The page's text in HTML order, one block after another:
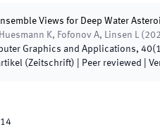
Views for Deep Water
K, Fofonov A, Linsen L(
Graphics and Applications, 40(1
(Zeitschrift) | Peer reviewed
14